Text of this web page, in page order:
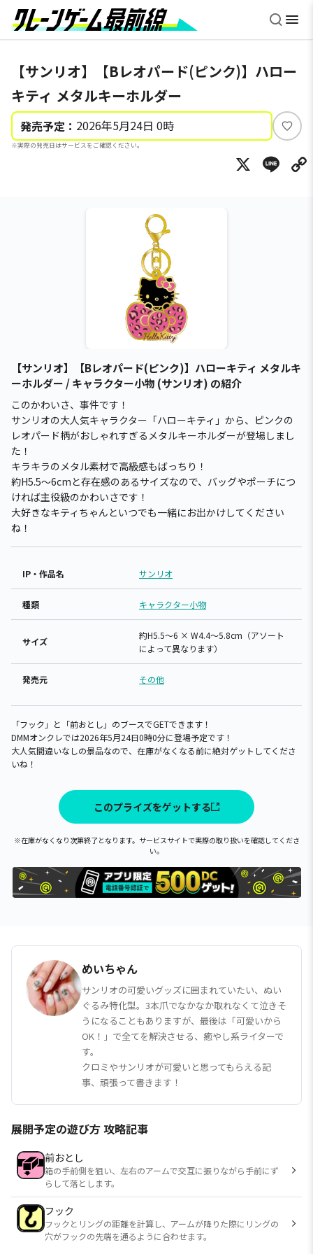
【サンリオ】【Bレオパード(ピンク)】ハロー
キティ メタルキーホルダー
発売予定： 2026年5月24日 0時
※実際の発売日はサービスをご確認ください。
い
ね
X
【サンリオ】【Bレオパード(ピンク)】ハローキティ メタルキ
ーホルダー / キャラクター小物 (サンリオ) の紹介
このかわいさ、事件です！
サンリオの大人気キャラクター「ハローキティ」から、ピンクの
レオパード柄がおしゃれすぎるメタルキーホルダーが登場しまし
た！
キラキラのメタル素材で高級感もばっちり！
約H5.5～6cmと存在感のあるサイズなので、バッグやポーチにつ
ければ主役級のかわいさです！
大好きなキティちゃんといつでも一緒にお出かけしてください
ね！
IP・作品名 サンリオ
種類 キャラクター小物
サイズ
約H5.5～6 × W4.4～5.8cm（アソート
によって異なります）
発売元 その他
「フック」と「前おとし」のブースでGETできます！
DMMオンクレでは2026年5月24日0時0分に登場予定です！
大人気間違いなしの景品なので、在庫がなくなる前に絶対ゲットしてくださ
いね！
このプライズをゲットする
※在庫がなくなり次第終了となります。サービスサイトで実際の取り扱いを確認してくださ
い。
めいちゃん
サンリオの可愛いグッズに囲まれていたい、ぬい
ぐるみ特化型。3本爪でなかなか取れなくて泣きそ
うになることもありますが、最後は「可愛いから
OK！」で全てを解決させる、癒やし系ライターで
す。
クロミやサンリオが可愛いと思ってもらえる記
事、頑張って書きます！
展開予定の遊び方 攻略記事
前おとし
箱の手前側を狙い、左右のアームで交互に振りながら手前にず
らして落とします。
フック
フックとリングの距離を計算し、アームが降りた際にリングの
穴がフックの先端を通るように合わせます。